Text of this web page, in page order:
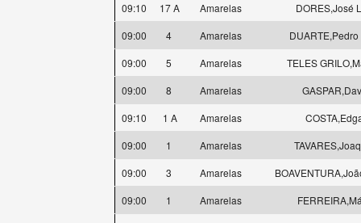
09:10
17 A Amarelas
DORES,José
09:00
4 Amarelas
09:00
5 Amarelas
TELES
09:00
8 Amarelas
09:10
1 A Amarelas
09:00
1 Amarelas
09:00
3 Amarelas
09:00
1 Amarelas